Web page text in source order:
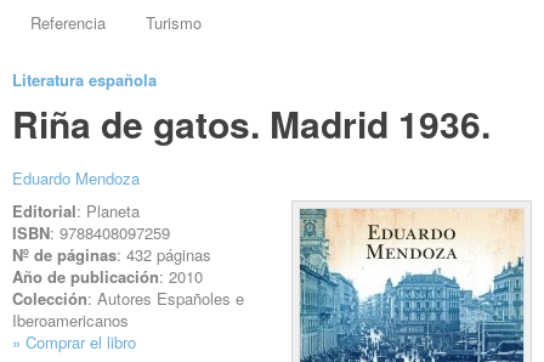
Referencia Turismo
Literatura española
Riña de gatos. Madrid 1936.
Eduardo Mendoza
Editorial: Planeta
ISBN: 9788408097259
Nº de páginas: 432 páginas
Año de publicación: 2010
Colección: Autores Españoles e
Iberoamericanos
» Comprar el libro